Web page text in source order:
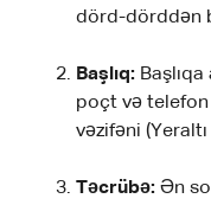
dörd-dörddən
Başlıq: Başlıqa
poçt və
vəzifəni
Təcrübə: Ən